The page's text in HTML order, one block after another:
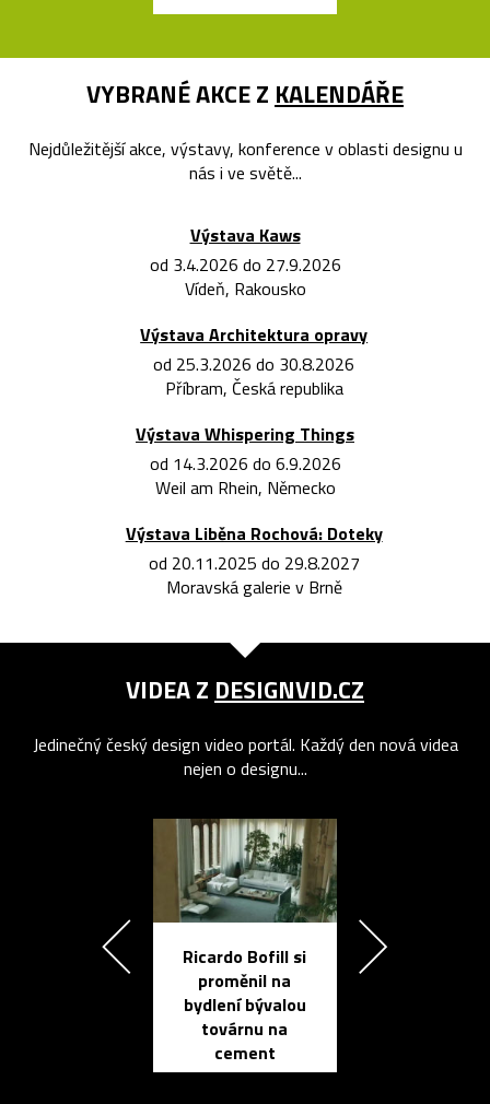
VYBRANÉ AKCE Z KALENDÁŘE
Nejdůležitější akce, výstavy, konference v oblasti designu u
nás i ve světě...
Výstava Kaws
od 3.4.2026 do 27.9.2026
Vídeň, Rakousko
Výstava Architektura opravy
od 25.3.2026 do 30.8.2026
Příbram, Česká republika
Výstava Whispering Things
od 14.3.2026 do 6.9.2026
Weil am Rhein, Německo
Výstava Liběna Rochová: Doteky
od 20.11.2025 do 29.8.2027
Moravská galerie v Brně
VIDEA Z DESIGNVID.CZ
Jedinečný český design video portál. Každý den nová videa
nejen o designu...
Ricardo Bofill si
proměnil na
bydlení bývalou
továrnu na
cement